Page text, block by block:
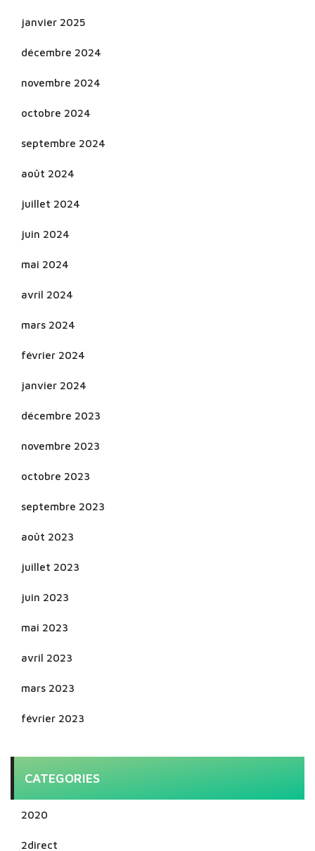
janvier 2025
décembre 2024
novembre 2024
octobre 2024
septembre 2024
août 2024
juillet 2024
juin 2024
mai 2024
avril 2024
mars 2024
février 2024
janvier 2024
décembre 2023
novembre 2023
octobre 2023
septembre 2023
août 2023
juillet 2023
juin 2023
mai 2023
avril 2023
mars 2023
février 2023
CATEGORIES
2020
2direct